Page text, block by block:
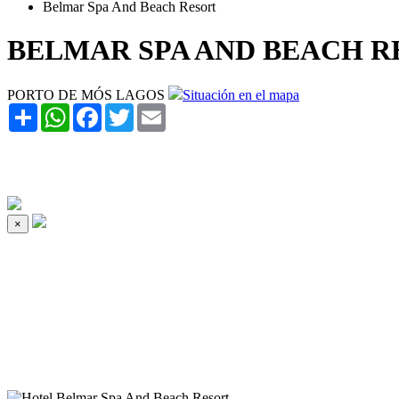
Belmar Spa And Beach Resort
BELMAR SPA AND BEACH
PORTO DE MÓS LAGOS
Situación en el mapa
Share WhatsAppFacebook
Twitter
×